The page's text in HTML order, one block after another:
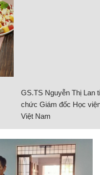
GS.TS Nguyễn Thị Lan
chức Giám đốc Học
Việt Nam